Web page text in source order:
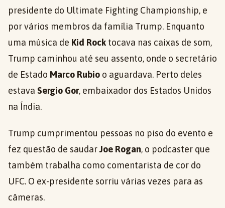
presidente do Ultimate Fighting Championship, e
por vários membros da família Trump. Enquanto
uma música de Kid Rock tocava nas caixas de som,
Trump caminhou até seu assento, onde o secretário
de Estado Marco Rubio o aguardava. Perto deles
estava Sergio Gor, embaixador dos Estados Unidos
na Índia.
Trump cumprimentou pessoas no piso do evento e
fez questão de saudarJoe Rogan, o podcaster que
também trabalha como comentarista de cor do
UFC. O ex-presidente sorriu várias vezes para as
câmeras.